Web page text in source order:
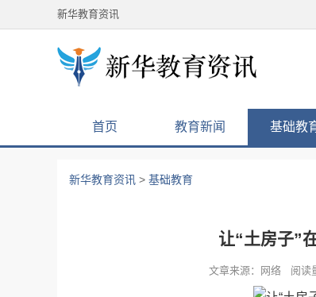
新华教育资讯
首页 教育新闻 基础教
新华教育资讯 > 基础教育
让“土房子”
文章来源：网络 阅读